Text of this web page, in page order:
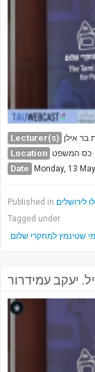
Lecturer(s) בר אילן
Location כס המשפט
Date Monday, 13
Published in לירושלים
Tagged under
שטינמץ למחקרי שלום
יעקב עמידרור